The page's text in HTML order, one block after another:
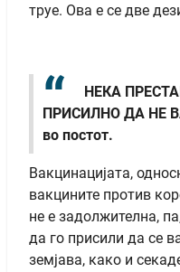
труе. Ова е се две
НЕКА
ПРИСИЛНО ДА НЕ
во постот.
Вакцинацијата,
вакцините против
не е задолжителна,
да го присили да се
земјава, како и